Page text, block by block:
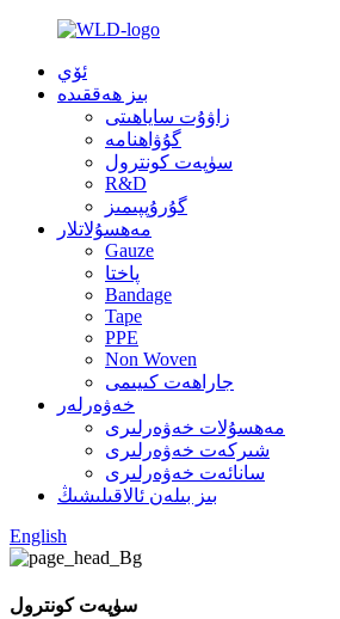
ئۆي
بىز ھەققىدە
زاۋۇت ساياھىتى
گۇۋاھنامە
سۈپەت كونترول
R&D
گۇرۇپپىمىز
مەھسۇلاتلار
Gauze
پاختا
Bandage
Tape
PPE
Non Woven
جاراھەت كىيىمى
خەۋەرلەر
مەھسۇلات خەۋەرلىرى
شىركەت خەۋەرلىرى
سانائەت خەۋەرلىرى
بىز بىلەن ئالاقىلىشىڭ
English
سۈپەت كونترول